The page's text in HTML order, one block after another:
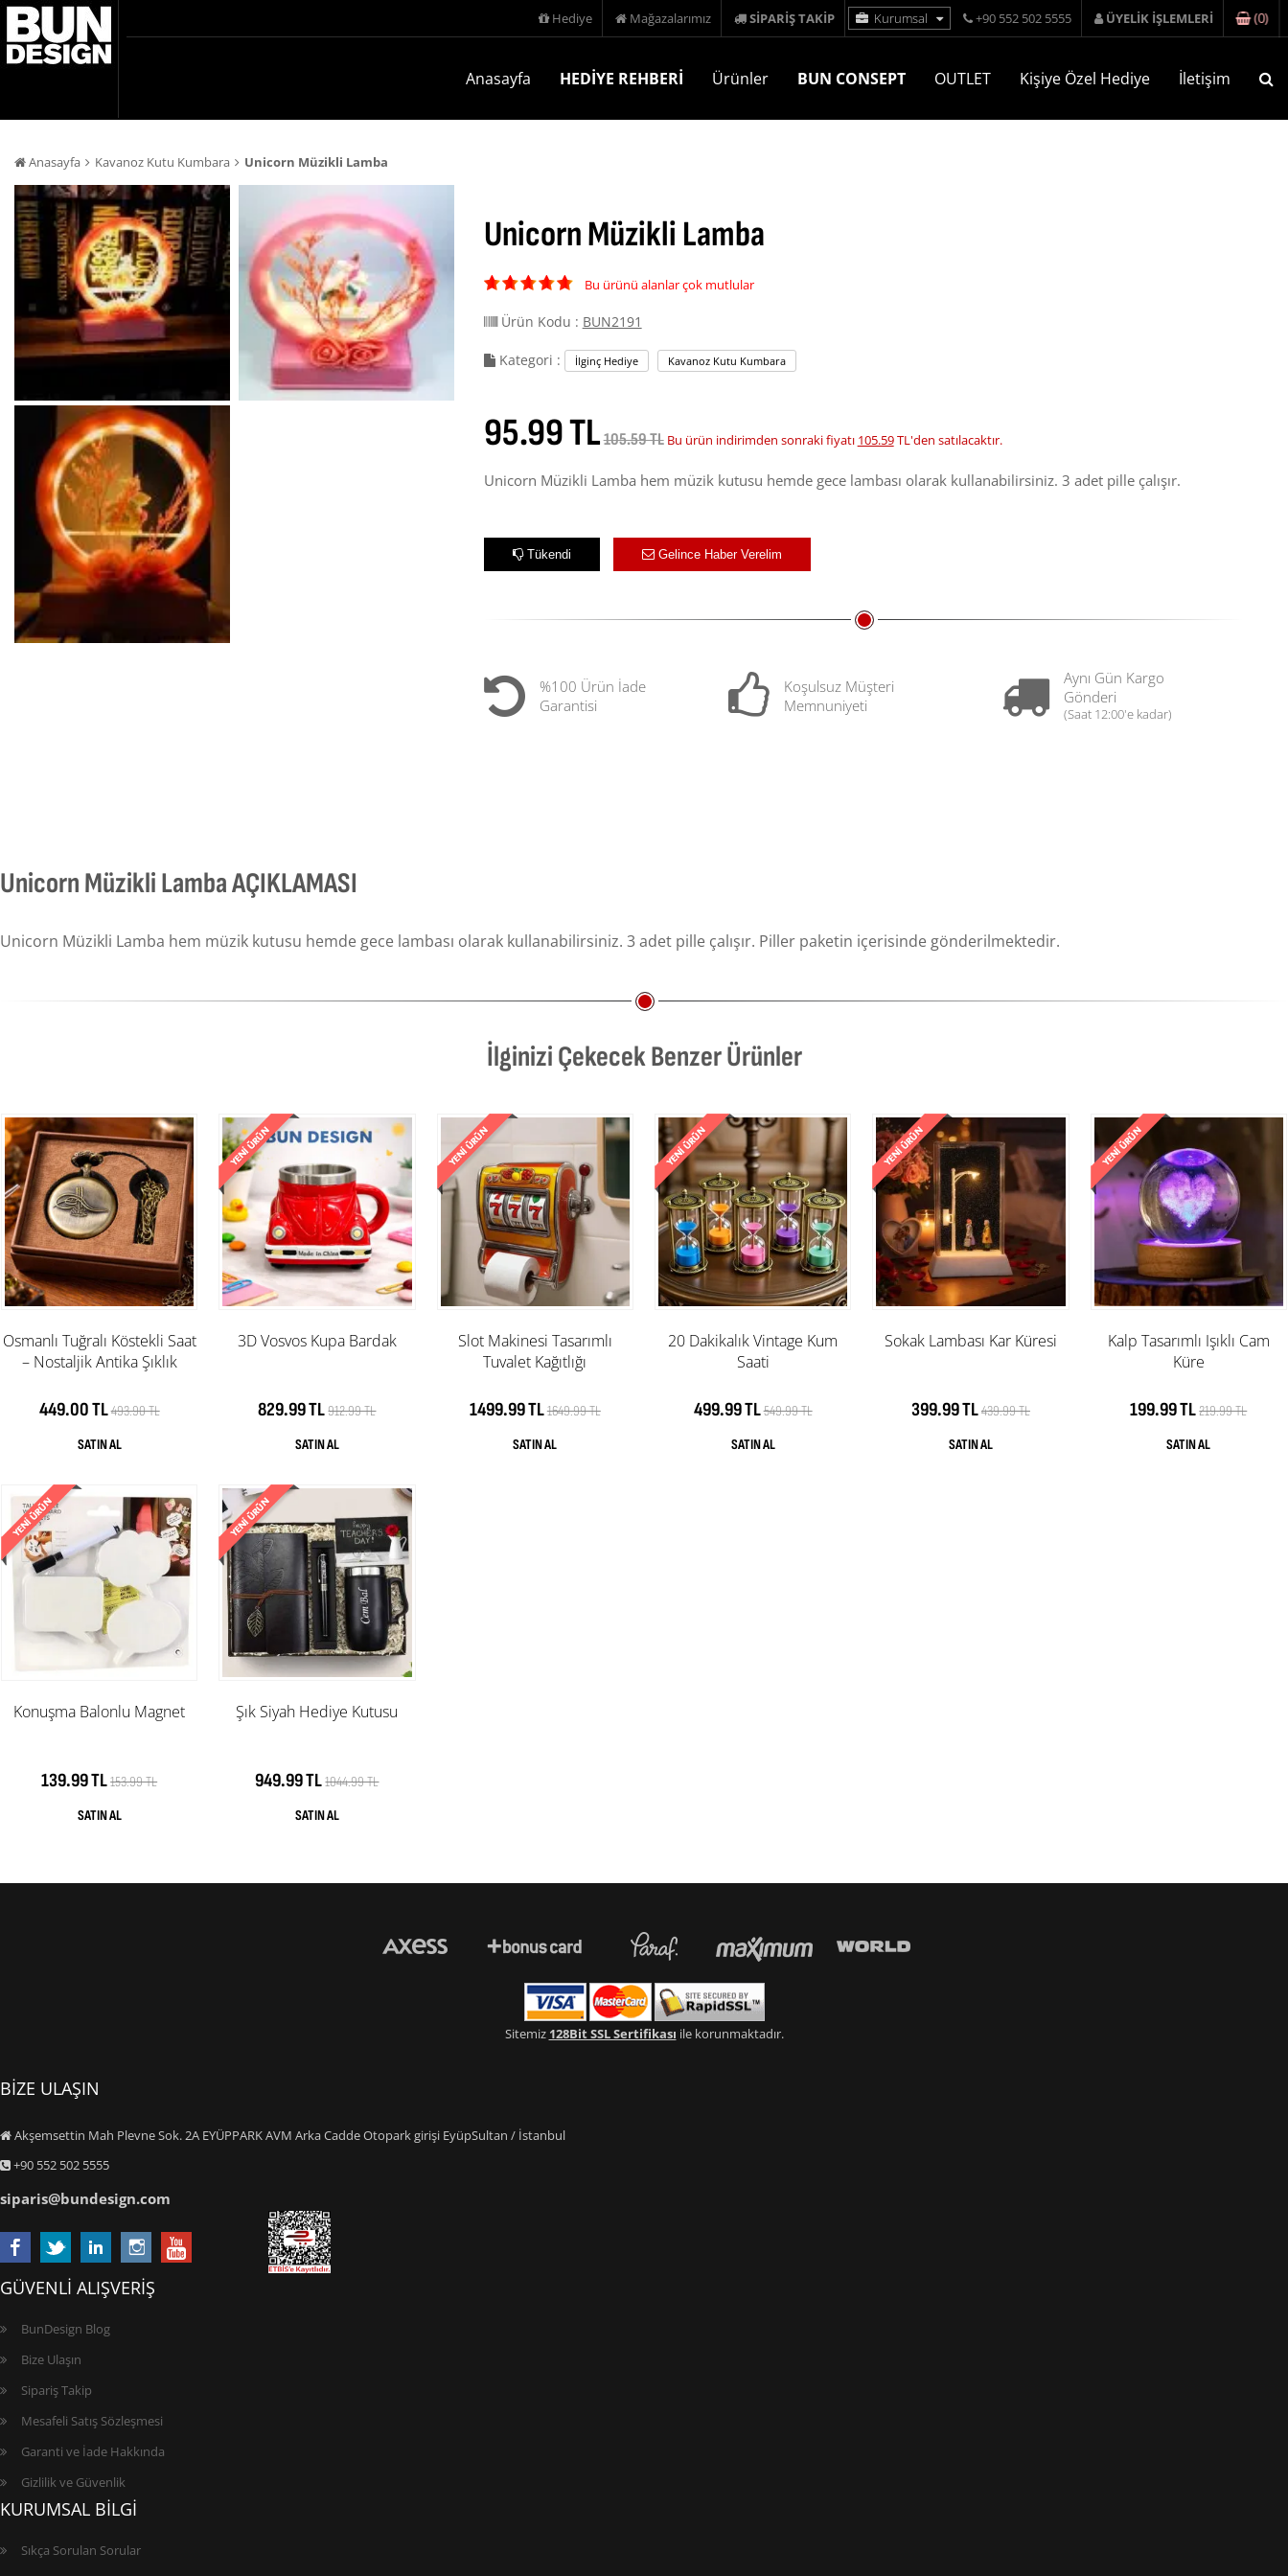
Hediye Mağazalarımız SİPARİŞ TAKİP Kurumsal +90 552 502 5555 ÜYELİK İŞLEMLERİ (0)
Anasayfa HEDİYE REHBERİ Ürünler BUN CONSEPT OUTLET Kişiye Özel Hediye İletişim
Anasayfa Kavanoz Kutu Kumbara Unicorn Müzikli Lamba
Unicorn Müzikli Lamba
Bu ürünü alanlar çok mutlular
Ürün Kodu : BUN2191
Kategori : İlginç Hediye Kavanoz Kutu Kumbara
95.99 TL105.59 TL Bu ürün indirimden sonraki fiyatı 105.59TL'den satılacaktır.
Unicorn Müzikli Lamba hem müzik kutusu hemde gece lambası olarak kullanabilirsiniz. 3 adet pille çalışır.
Tükendi Gelince Haber Verelim
%100 Ürün İade
Garantisi
Koşulsuz Müşteri
Memnuniyeti
Aynı Gün Kargo
Gönderi
(Saat 12:00'e kadar)
Unicorn Müzikli Lamba AÇIKLAMASI
Unicorn Müzikli Lamba hem müzik kutusu hemde gece lambası olarak kullanabilirsiniz. 3 adet pille çalışır. Piller paketin içerisinde gönderilmektedir.
İlginizi Çekecek Benzer Ürünler
Osmanlı Tuğralı Köstekli Saat
– Nostaljik Antika Şıklık
449.00 TL493.90 TL
3D Vosvos Kupa Bardak
829.99 TL912.99 TL
Slot Makinesi Tasarımlı
Tuvalet Kağıtlığı
1499.99 TL1649.99 TL
20 Dakikalık Vintage Kum
Saati
499.99 TL549.99 TL
Sokak Lambası Kar Küresi
399.99 TL439.99 TL
Kalp Tasarımlı Işıklı Cam
Küre
199.99 TL219.99 TL
Konuşma Balonlu Magnet
139.99 TL153.99 TL
Şık Siyah Hediye Kutusu
949.99 TL1044.99 TL
Sitemiz 128Bit SSL Sertifikası ile korunmaktadır.
BİZE ULAŞIN
Akşemsettin Mah Plevne Sok. 2A EYÜPPARK AVM Arka Cadde Otopark girişi EyüpSultan / İstanbul
+90 552 502 5555
siparis@bundesign.com
GÜVENLİ ALIŞVERİŞ
BunDesign Blog
Bize Ulaşın
Sipariş Takip
Mesafeli Satış Sözleşmesi
Garanti ve İade Hakkında
Gizlilik ve Güvenlik
KURUMSAL BİLGİ
Sıkça Sorulan Sorular